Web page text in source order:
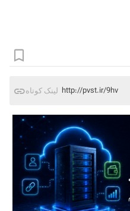
لینک کوتاه http://pvst.ir/9hv